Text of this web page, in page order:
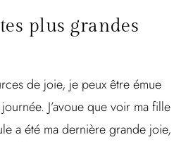
plus grandes
de joie, je peux être émue
J’avoue que voir ma fille
a été ma dernière grande joie,